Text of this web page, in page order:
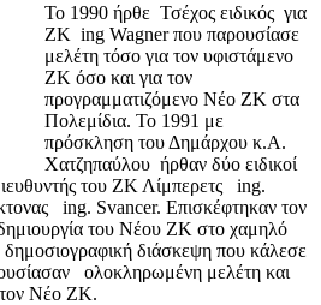
Το 1990 ήρθε Τσέχος ειδικός για
ΖΚ ing Wagner που παρουσίασε
μελέτη τόσο για τον υφιστάμενο
ΖΚ όσο και για τον
προγραμματιζόμενο Νέο ΖΚ στα
Πολεμίδια. Το 1991 με
πρόσκληση του Δημάρχου κ.Α.
Χατζηπαύλου ήρθαν δύο ειδικοί
του ΖΚ Λίμπερετς ing.
ing. Svancer. Επισκέφτηκαν τον
του Νέου ΖΚ στο χαμηλό
διάσκεψη που κάλεσε
ολοκληρωμένη μελέτη και
Νέο ΖΚ.